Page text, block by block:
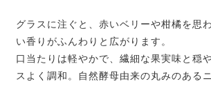
グラスに注ぐと、赤いベリーや柑橘を思
い香りがふんわりと広がります。
口当たりは軽やかで、繊細な果実味と穏
スよく調和。自然酵母由来の丸みのある